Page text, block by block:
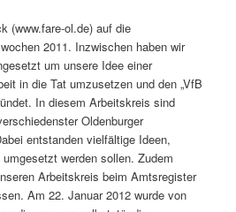
(www.fare-ol.de) auf die
2011. Inzwischen haben wir
um unsere Idee einer
in die Tat umzusetzen und den „VfB
In diesem Arbeitskreis sind
Oldenburger
entstanden vielfältige Ideen,
werden sollen. Zudem
Arbeitskreis beim Amtsregister
Am 22. Januar 2012 wurde von